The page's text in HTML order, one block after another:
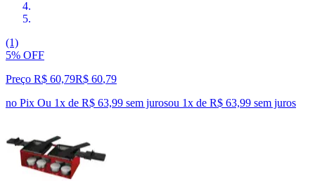
(1)
5% OFF
Preço R$ 60,79R$ 60,79
no Pix Ou 1x de R$ 63,99 sem jurosou 1x de R$ 63,99 sem juros